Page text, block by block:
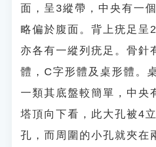
面，呈3縱帶，中央有一
略偏於腹面。背上疣足呈
亦各有一縱列疣足。骨針
體，C字形體及桌形體。
一類其底盤較簡單，中央
塔頂向下看，此大孔被4
孔，而周圍的小孔就夾在